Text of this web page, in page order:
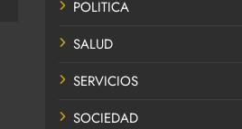
POLITICA
SALUD
SERVICIOS
SOCIEDAD